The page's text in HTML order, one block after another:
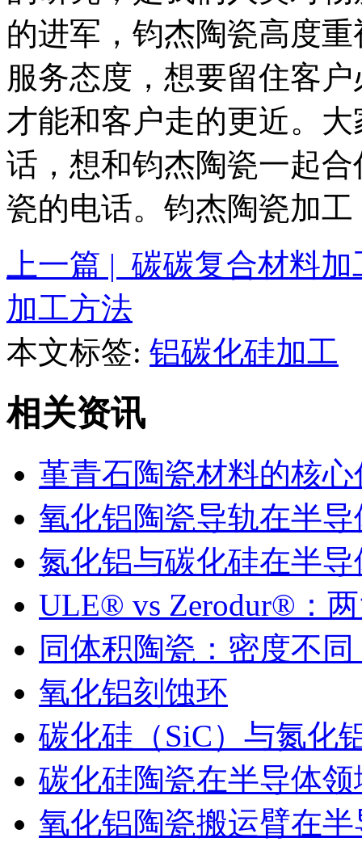
的进军，钧杰陶瓷高度
服务态度，想要留住客
才能和客户走的更近。
话，想和钧杰陶瓷一起
瓷的电话。钧杰陶瓷加工
上一篇 | 碳碳复合材料
加工方法
本文标签: 铝碳化硅加工
相关资讯
堇青石陶瓷材料的核心
氧化铝陶瓷导轨在半
氮化铝与碳化硅在半
ULE® vs Zerodur®：
同体积陶瓷：密度不
氧化铝刻蚀环
碳化硅（SiC）与氮化
碳化硅陶瓷在半导体
氧化铝陶瓷搬运臂在